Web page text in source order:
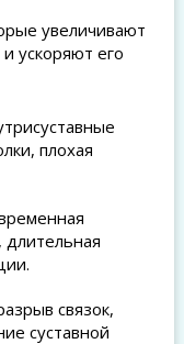
увеличивают
ускоряют его
плохая
связок,
суставной